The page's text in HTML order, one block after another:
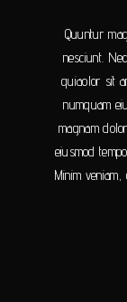
Quuntur
nesciunt.
quiaolor sit
numquam
magnam
eiusmod
Minim